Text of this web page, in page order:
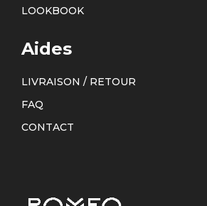
LOOKBOOK
Aides
LIVRAISON / RETOUR
FAQ
CONTACT